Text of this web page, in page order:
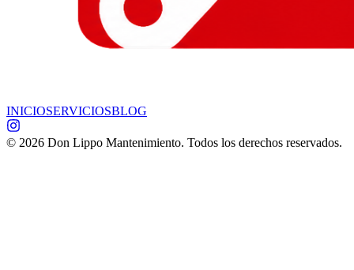
INICIOSERVICIOSBLOG
© 2026 Don Lippo Mantenimiento. Todos los derechos reservados.